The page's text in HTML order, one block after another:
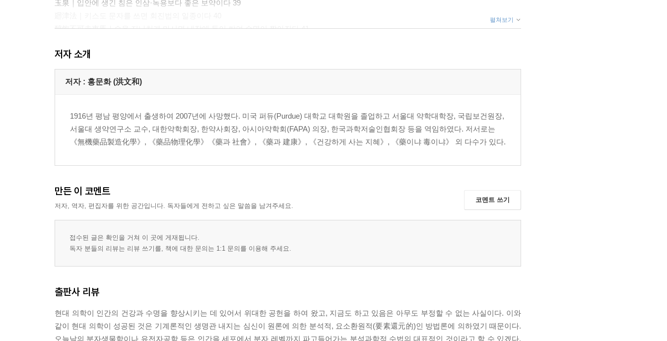
玉泉｜입안에 생긴 침은 인삼·녹용보다 좋은 보약이다 39
醉飽不可走車馬｜술을 지나치게 마시면 내장에 독이 쌓여 수명이 짧아진다 41
不燃燭行房｜모든 즐거움은 담백해야 한다 44
牛乳粥｜노인에게 함부로 약을 써서는 안 된다 45
中風必有先兆｜손끝이 저리고 마비되는 감각이 생기면 중풍을 예방하라 47
三不治｜몸과 마음을 삼가지 않는 사람은 병을 고칠 수 없다 51
乳癌｜근심하고 노여워하면 암이 생긴다 52
胡麻｜참깨를 먹으면 몸이 가벼워진다 54
眼病所因｜건강이 좋아야 눈도 맑게 빛난다 59
修養固齒法｜정력이 약해지면 뼈도 약해지고 치아도 약해진다 61
解酒毒｜칡즙·연 근·생굴은 주독에 좋다 62
治中風藥 ‘??’｜고혈압에 무슨 약이 좋은가? 64
老少之睡不同｜사람은 밥보다 잠을 더 참아내지 못한다 66
去妬方｜여자의 질투심, 남자의 의처증은 없앨 수 있다 70
髮者拔也｜왜 여성 호르몬은 딴 털은 다 나게 하면서 수염만 못 나게 하는가 73
髮者血之餘｜모발은 혈액의 영양 상태를 나타낸다 74
百粥｜조반으로 죽을 먹으면 정신이 맑아진다 76
펼쳐보기
저자 소개
저자 : 홍문화 (洪文和)
1916년 평남 평양에서 출생하여 2007년에 사망했다. 미국 퍼듀(Purdue) 대학교 대학원을 졸업하고 서울대 약학대학장, 국립보건원장,
서울대 생약연구소 교수, 대한약학회장, 한약사회장, 아시아약학회(FAPA) 의장, 한국과학저술인협회장 등을 역임하였다. 저서로는
《無機藥品製造化學》, 《藥品物理化學》《藥과 社會》, 《藥과 建康》, 《건강하게 사는 지혜》, 《藥이냐 毒이냐》 외 다수가 있다.
만든 이 코멘트
저자, 역자, 편집자를 위한 공간입니다. 독자들에게 전하고 싶은 말씀을 남겨주세요.
코멘트 쓰기
접수된 글은 확인을 거쳐 이 곳에 게재됩니다.
독자 분들의 리뷰는 리뷰 쓰기를, 책에 대한 문의는 1:1 문의를 이용해 주세요.
출판사 리뷰
현대 의학이 인간의 건강과 수명을 향상시키는 데 있어서 위대한 공헌을 하여 왔고, 지금도 하고 있음은 아무도 부정할 수 없는 사실이다. 이와
같이 현대 의학이 성공된 것은 기계론적인 생명관 내지는 심신이 원론에 의한 분석적, 요소환원적(要素還元的)인 방법론에 의하였기 때문이다.
오늘날의 분자생물학이나 유전자공학 등은 인간을 세포에서 분자 레벨까지 파고들어가는 분석과학적 수법의 대표적인 것이라고 할 수 있겠다.